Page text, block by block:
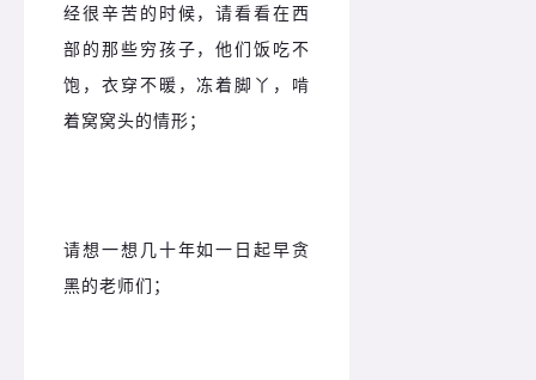
经很辛苦的时候，请看看在西
部的那些穷孩子，他们饭吃不
饱，衣穿不暖，冻着脚丫，啃
着窝窝头的情形；
请想一想几十年如一日起早贪
黑的老师们；